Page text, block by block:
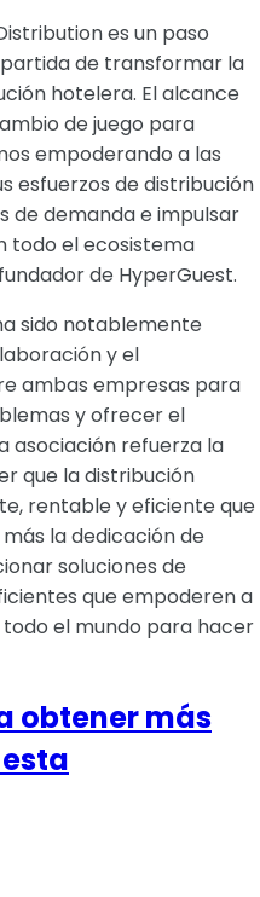
es un paso
de transformar la
hotelera. El alcance
de juego para
empoderando a las
esfuerzos de distribución
de demanda e impulsar
todo el ecosistema
de HyperGuest.
sido notablemente
y el
ambas empresas para
y ofrecer el
asociación refuerza la
que la distribución
rentable y eficiente que
más la dedicación de
soluciones de
que empoderen a
el mundo para hacer
obtener más